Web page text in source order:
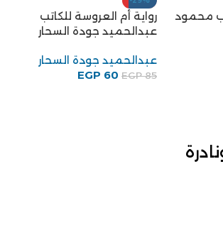
محمود
رواية أم العروسة للكاتب
عبدالحميد جودة السحار
عبدالحميد جودة السحار
EGP85
EGP 60